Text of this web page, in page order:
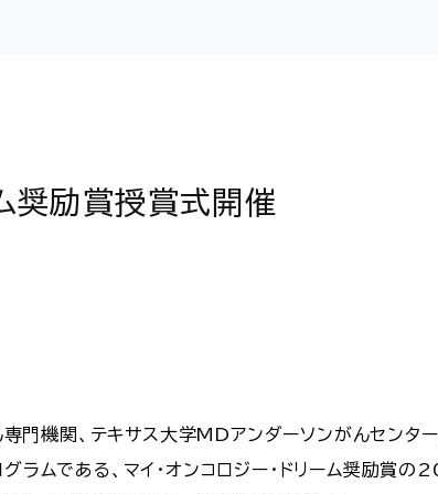
奨励賞授賞式開催
門機関、テキサス大学MDアンダーソンがんセンター
ムである、マイ・オンコロジー・ドリーム奨励賞